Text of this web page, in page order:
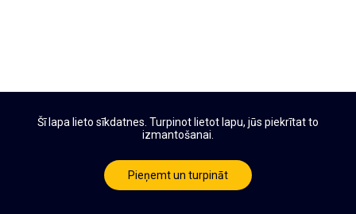
Šī lapa lieto sīkdatnes. Turpinot lietot lapu, jūs piekrītat to
izmantošanai.
Pieņemt un turpināt